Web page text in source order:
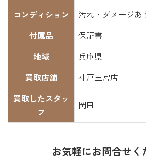
コンディション
汚れ・ダメージあ
付属品
保証書
地域
兵庫県
買取店舗
神戸三宮店
買取したスタッ
フ
岡田
お気軽にお問合せく